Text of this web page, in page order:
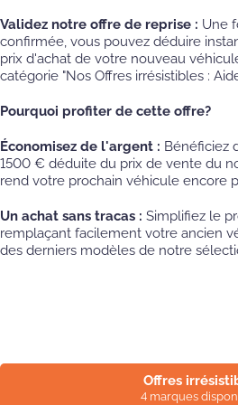
Validez notre offre de reprise : Une
confirmée, vous pouvez déduire
prix d'achat de votre nouveau
catégorie "Nos Offres irrésistibles :
Pourquoi profiter de cette offre?
Économisez de l'argent : Bénéficiez
1500 € déduite du prix de vente du
rend votre prochain véhicule encore
Un achat sans tracas : Simplifiez le
remplaçant facilement votre ancien
des derniers modèles de notre
Offres
4 marques